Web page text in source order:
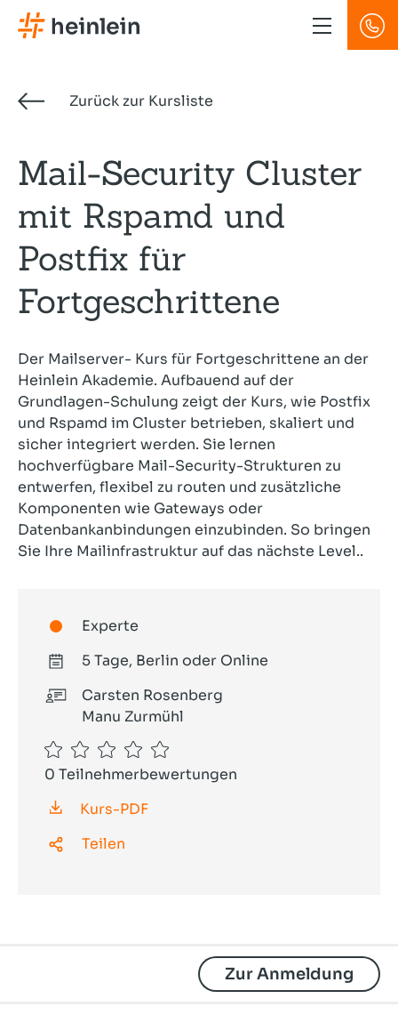
Direkt
zum
Zurück zur Kursliste
Mail-Security Cluster
mit Rspamd und
Postfix für
Fortgeschrittene
Der Mailserver- Kurs für Fortgeschrittene an der
Heinlein Akademie. Aufbauend auf der
Grundlagen-Schulung zeigt der Kurs, wie Postfix
und Rspamd im Cluster betrieben, skaliert und
sicher integriert werden. Sie lernen
hochverfügbare Mail-Security-Strukturen zu
entwerfen, flexibel zu routen und zusätzliche
Komponenten wie Gateways oder
Datenbankanbindungen einzubinden. So bringen
Sie Ihre Mailinfrastruktur auf das nächste Level..
Experte
5 Tage, Berlin oder Online
Carsten Rosenberg
Manu Zurmühl
0 Teilnehmerbewertungen
Kurs-PDF
Teilen
Zur Anmeldung